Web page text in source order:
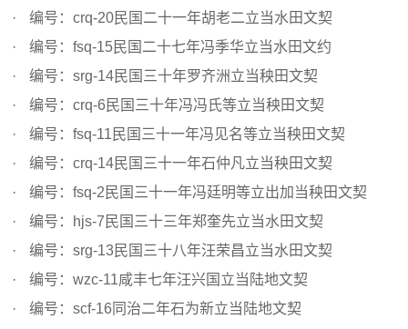
编号：crq-20民国二十一年胡老二立当水田文契
编号：fsq-15民国二十七年冯季华立当水田文约
编号：srg-14民国三十年罗齐洲立当秧田文契
编号：crq-6民国三十年冯冯氏等立当秧田文契
编号：fsq-11民国三十一年冯见名等立当秧田文契
编号：crq-14民国三十一年石仲凡立当秧田文契
编号：fsq-2民国三十一年冯廷明等立出加当秧田文契
编号：hjs-7民国三十三年郑奎先立当水田文契
编号：srg-13民国三十八年汪荣昌立当水田文契
编号：wzc-11咸丰七年汪兴国立当陆地文契
编号：scf-16同治二年石为新立当陆地文契